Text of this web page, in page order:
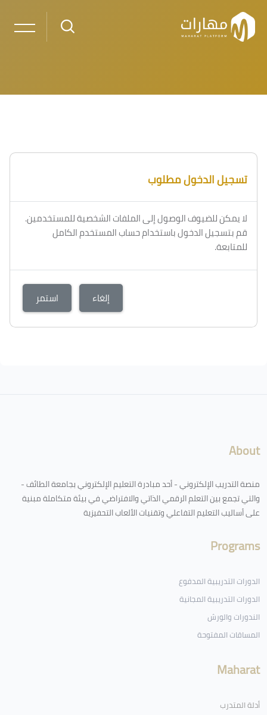
تسجيل الدخول مطلوب
لا يمكن للضيوف الوصول إلى الملفات الشخصية للمستخدمين.
قم بتسجيل الدخول باستخدام حساب المستخدم الكامل
للمتابعة.
إلغاء استمر
About
منصة التدريب الإلكتروني - أحد مبادرة التعليم الإلكتروني بجامعة الطائف -
والتي تجمع بين التعلم الرقمي الذاتي والافتراضي في بيئة متكاملة مبنية
على أساليب التعليم التفاعلي وتقنيات الألعاب التحفيزية
Programs
الدورات التدريبية المدفوع
الدورات التدريبية المجانية
الندورات والورش
المساقات المفتوحة
Maharat
أدلة المتدرب